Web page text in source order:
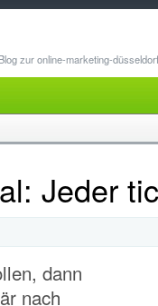
zur online-marketing-düsseldorf
Jeder
dann
nach